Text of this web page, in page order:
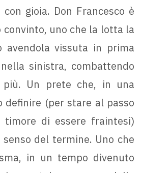
gioia. Don Francesco è
uno che la lotta la
avendola vissuta in prima
sinistra, combattendo
Un prete che, in una
definire (per stare al passo
timore di essere fraintesi)
del termine. Uno che
in un tempo divenuto